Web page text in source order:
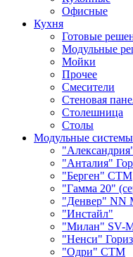
Офисные
Кухня
Готовые
Модульные
Мойки
Прочее
Смесители
Стеновая
Столешница
Столы
Модульные системы
"Анталия"
"Берген" СТМ
"Гамма 20"
"Денвер" NN
"Инстайл"
"Милан" SV-
"Ненси"
"Одри" СТМ